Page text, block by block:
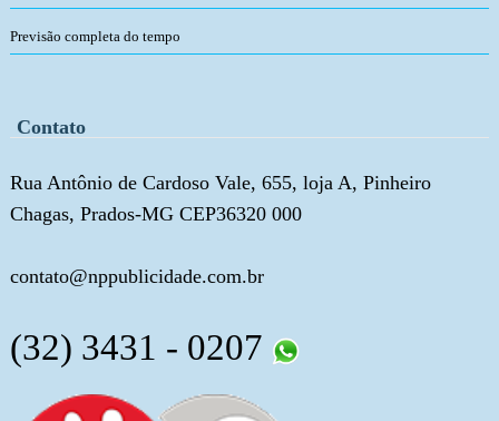
Previsão completa do tempo
Contato
Rua Antônio de Cardoso Vale, 655, loja A, Pinheiro
Chagas, Prados-MG CEP36320 000
contato@nppublicidade.com.br
(32) 3431 - 0207